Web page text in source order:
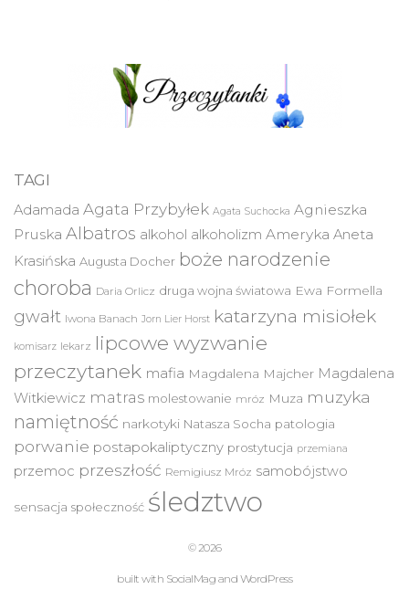
TAGI
Adamada Agata Przybyłek Agata Suchocka Agnieszka
Pruska Albatros alkohol alkoholizm Ameryka Aneta
Krasińska Augusta Docher boże narodzenie
choroba Daria Orlicz druga wojna światowa Ewa Formella
gwałt Iwona Banach Jorn Lier Horst katarzyna misiołek
komisarz lekarz lipcowe wyzwanie
przeczytanek mafia Magdalena Majcher Magdalena
Witkiewicz matras molestowanie mróz Muza muzyka
namiętność narkotyki Natasza Socha patologia
porwanie postapokaliptyczny prostytucja przemiana
przemoc przeszłość Remigiusz Mróz samobójstwo
sensacja społeczność śledztwo
© 2026
built with SocialMag and WordPress